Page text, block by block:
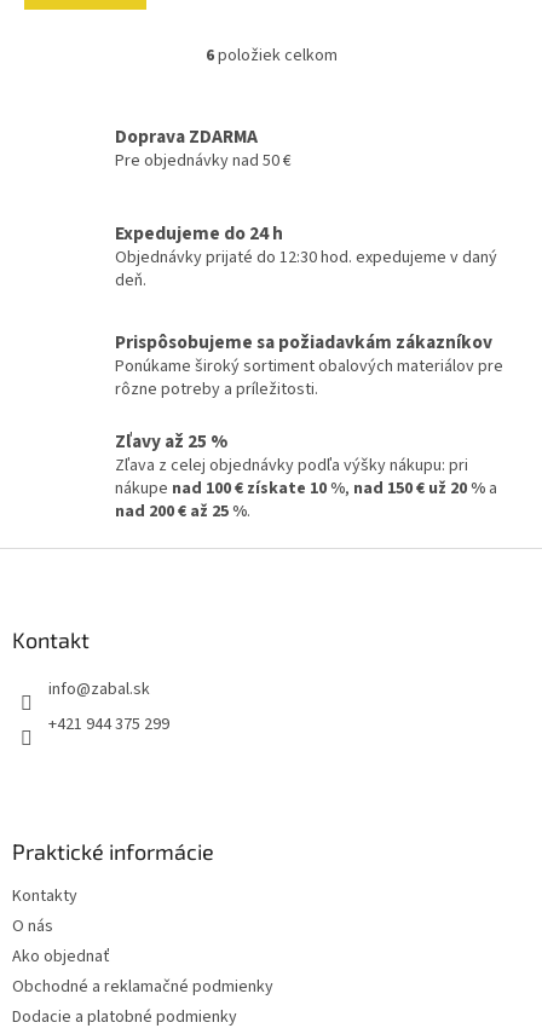
O
d
i
e
k
y
v
i
s
u
6položiek celkom
Doprava ZDARMA
Pre objednávky nad 50 €
Expedujeme do 24 h
Objednávky prijaté do 12:30 hod. expedujeme v daný
deň.
Prispôsobujeme sa požiadavkám zákazníkov
Ponúkame široký sortiment obalových materiálov pre
rôzne potreby a príležitosti.
Zľavy až 25 %
Zľava z celej objednávky podľa výšky nákupu: pri
nákupe nad 100 € získate 10 %, nad 150 € už 20 % a
nad 200 € až 25 %.
Kontakt
info@zabal.sk
+421 944 375 299
Praktické informácie
Kontakty
O nás
Ako objednať
Obchodné a reklamačné podmienky
Dodacie a platobné podmienky